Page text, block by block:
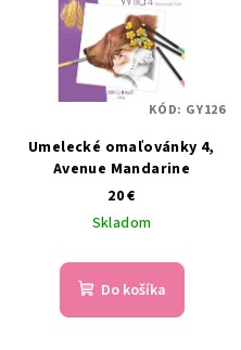
Umelecké omaľovánky 4,
Avenue Mandarine
20 €
Skladom
Do košíka
KÓD: GY126